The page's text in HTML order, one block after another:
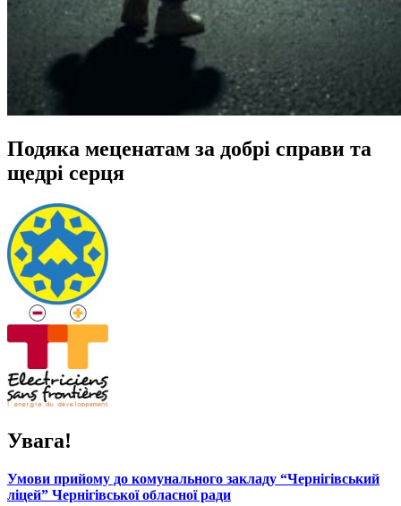
Подяка меценатам за добрі справи та
щедрі серця
Увага!
Умови прийому до комунального закладу “Чернігівський
ліцей” Чернігівської обласної ради